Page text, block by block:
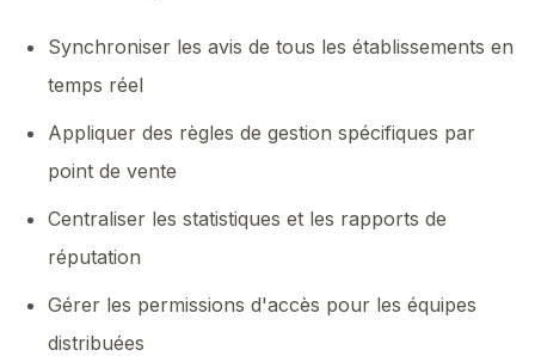
Synchroniser les avis de tous les établissements en
temps réel
Appliquer des règles de gestion spécifiques par
point de vente
Centraliser les statistiques et les rapports de
réputation
Gérer les permissions d'accès pour les équipes
distribuées